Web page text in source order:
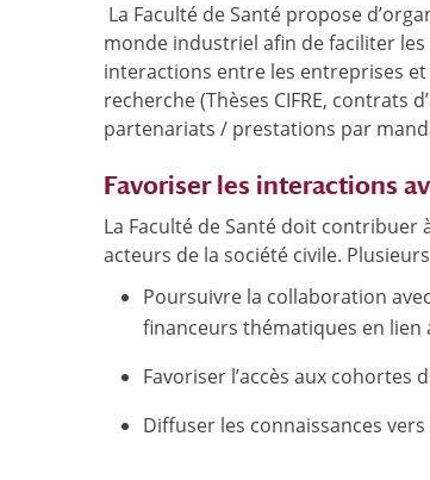
La Faculté de Santé propose
monde industriel afin de faciliter
interactions entre les entreprises
recherche (Thèses CIFRE, contrats
partenariats / prestations par
Favoriser les interactions
La Faculté de Santé doit
acteurs de la société civile.
Poursuivre la collaboration
financeurs thématiques en
Favoriser l’accès aux
Diffuser les connaissances vers